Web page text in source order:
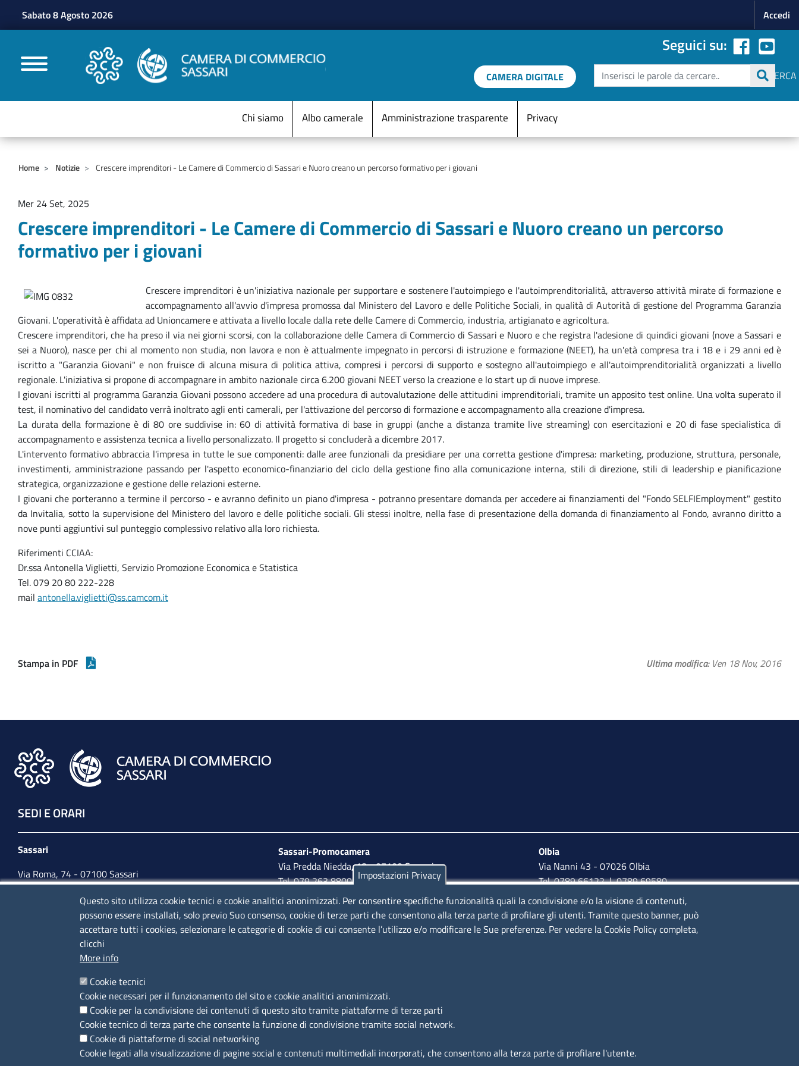
Sabato 8 Agosto 2026 Accedi
CAMERE DI COMMERCIO D'ITALIA
Seguici su:
CAMERA DIGITALE Cerca
CERCA
Menu Statico
Chi siamo Albo camerale Amministrazione trasparente Privacy
Home Notizie Crescere imprenditori - Le Camere di Commercio di Sassari e Nuoro creano un percorso formativo per i giovani
Mer 24 Set, 2025
Crescere imprenditori - Le Camere di Commercio di Sassari e Nuoro creano un percorso
formativo per i giovani
Crescere imprenditori è un'iniziativa nazionale per supportare e sostenere l'autoimpiego e l'autoimprenditorialità, attraverso attività mirate di formazione e
accompagnamento all'avvio d'impresa promossa dal Ministero del Lavoro e delle Politiche Sociali, in qualità di Autorità di gestione del Programma Garanzia
Giovani. L'operatività è affidata ad Unioncamere e attivata a livello locale dalla rete delle Camere di Commercio, industria, artigianato e agricoltura.
Crescere imprenditori, che ha preso il via nei giorni scorsi, con la collaborazione delle Camera di Commercio di Sassari e Nuoro e che registra l'adesione di quindici giovani (nove a Sassari e
sei a Nuoro), nasce per chi al momento non studia, non lavora e non è attualmente impegnato in percorsi di istruzione e formazione (NEET), ha un'età compresa tra i 18 e i 29 anni ed è
iscritto a "Garanzia Giovani" e non fruisce di alcuna misura di politica attiva, compresi i percorsi di supporto e sostegno all'autoimpiego e all'autoimprenditorialità organizzati a livello
regionale. L'iniziativa si propone di accompagnare in ambito nazionale circa 6.200 giovani NEET verso la creazione e lo start up di nuove imprese.
I giovani iscritti al programma Garanzia Giovani possono accedere ad una procedura di autovalutazione delle attitudini imprenditoriali, tramite un apposito test online. Una volta superato il
test, il nominativo del candidato verrà inoltrato agli enti camerali, per l'attivazione del percorso di formazione e accompagnamento alla creazione d'impresa.
La durata della formazione è di 80 ore suddivise in: 60 di attività formativa di base in gruppi (anche a distanza tramite live streaming) con esercitazioni e 20 di fase specialistica di
accompagnamento e assistenza tecnica a livello personalizzato. Il progetto si concluderà a dicembre 2017.
L'intervento formativo abbraccia l'impresa in tutte le sue componenti: dalle aree funzionali da presidiare per una corretta gestione d'impresa: marketing, produzione, struttura, personale,
investimenti, amministrazione passando per l'aspetto economico-finanziario del ciclo della gestione fino alla comunicazione interna, stili di direzione, stili di leadership e pianificazione
strategica, organizzazione e gestione delle relazioni esterne.
I giovani che porteranno a termine il percorso - e avranno definito un piano d'impresa - potranno presentare domanda per accedere ai finanziamenti del "Fondo SELFIEmployment" gestito
da Invitalia, sotto la supervisione del Ministero del lavoro e delle politiche sociali. Gli stessi inoltre, nella fase di presentazione della domanda di finanziamento al Fondo, avranno diritto a
nove punti aggiuntivi sul punteggio complessivo relativo alla loro richiesta.
Riferimenti CCIAA:
Dr.ssa Antonella Viglietti, Servizio Promozione Economica e Statistica
Tel. 079 20 80 222-228
mail antonella.viglietti@ss.camcom.it
Stampa in PDF Ultima modifica Ven 18 Nov, 2016
SEDI E ORARI
Sassari
Via Roma, 74 - 07100 Sassari
Tel. 079 2080274
lunedì - venerdì: 10,00 - 13,00; mercoledì pomeriggio:
Sassari-Promocamera
Via Predda Niedda, 18 - 07100 Sassari
Tel. 079 263 8800 | Fax 079 2638810
lunedì al venerdì: 10,00 - 13,00; mercoledì pomeriggio:
15,30 - 17,00
Olbia
Via Nanni 43 - 07026 Olbia
Tel. 0789 66122 | 0789 69580
mail:ufficio.olbia@ss.camcom.it
lunedì al venerdì: 9,00 - 12,00; lunedì pomeriggio: 16,00 -
17,00
Camera di Commercio, Industria, Artigianato e
Agricoltura di Sassari
cciaa@ss.legalmail.camcom.it
01047570906
Segnalazione di illecito
Amministrazione Trasparente
Dichiarazione di accessibilità
Impostazioni Privacy
Questo sito utilizza cookie tecnici e cookie analitici anonimizzati. Per consentire specifiche funzionalità quali la condivisione e/o la visione di contenuti,
possono essere installati, solo previo Suo consenso, cookie di terze parti che consentono alla terza parte di profilare gli utenti. Tramite questo banner, può
accettare tutti i cookies, selezionare le categorie di cookie di cui consente l’utilizzo e/o modificare le Sue preferenze. Per vedere la Cookie Policy completa,
clicchi
More info
Cookie tecnici
Cookie necessari per il funzionamento del sito e cookie analitici anonimizzati.
Cookie per la condivisione dei contenuti di questo sito tramite piattaforme di terze parti
Cookie tecnico di terza parte che consente la funzione di condivisione tramite social network.
Cookie di piattaforme di social networking
Cookie legati alla visualizzazione di pagine social e contenuti multimediali incorporati, che consentono alla terza parte di profilare l'utente.